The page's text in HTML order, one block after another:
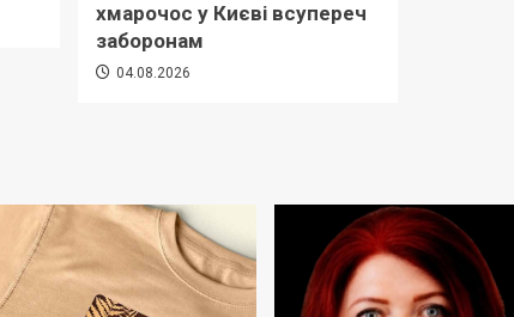
хмарочос у Києві всупереч
заборонам
04.08.2026